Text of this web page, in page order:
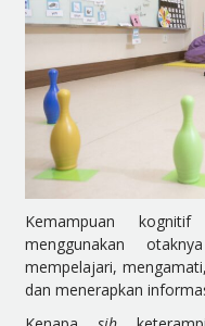
Kemampuan
menggunakan
mempelajari,
dan menerapkan